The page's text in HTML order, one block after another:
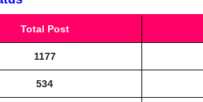
Total Post
1177
534